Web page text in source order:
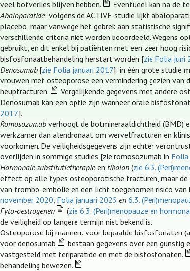
veel botverlies blijven hebben.
Eventueel kan na de
Abaloparatide: volgens de ACTIVE-studie lijkt
placebo, maar vanwege het gebrek aan statistische
verschillende criteria niet worden beoordeeld. Wegens
gebruikt, en dit enkel bij patiënten met een zeer hoog
bisfosfonaatbehandeling herstart worden [zie Folia juni
Denosumab [zie Folia januari 2017]: in één grote studie
vrouwen met osteoporose een vermindering gezien
heupfracturen.
Vergelijkende gegevens met andere
Denosumab kan een optie zijn wanneer orale
2017].
Romosozumab verhoogt de botmineraaldichtheid (BMD)
werkzamer dan alendronaat om wervelfracturen en
voorkomen. De veiligheidsgegevens zijn echter
overlijden in sommige studies [zie romosozumab in Folia
Hormonale substitutietherapieen tibolon (zie 6.3.
effect op alle types osteoporotische fracturen, maar de
van trombo-embolie en een licht toegenomen risico
november 2020, Folia januari 2025 en 6.3.
Fyto-oestrogenen
(zie 6.3. (Peri)menopauze en
de veiligheid op langere termijn niet bekend is.
Osteoporose bij mannen: voor bepaalde bisfosfonaten
voor denosumab
bestaan gegevens over een
vastgesteld met teriparatide en met de bisfosfonaten.
behandeling bewezen.